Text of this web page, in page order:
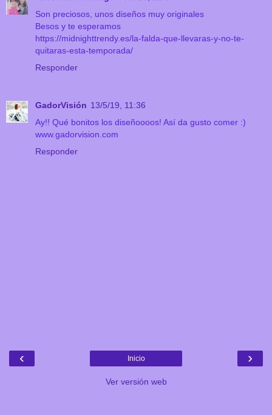
Son preciosos, unos diseños muy originales
Besos y te esperamos
https://midnighttrendy.es/la-falda-que-llevaras-y-no-te-
quitaras-esta-temporada/
Responder
GadorVisión 13/5/19, 11:36
Ay!! Qué bonitos los diseñoooos! Así da gusto comer :)
www.gadorvision.com
Responder
‹ ›
Inicio
Ver versión web